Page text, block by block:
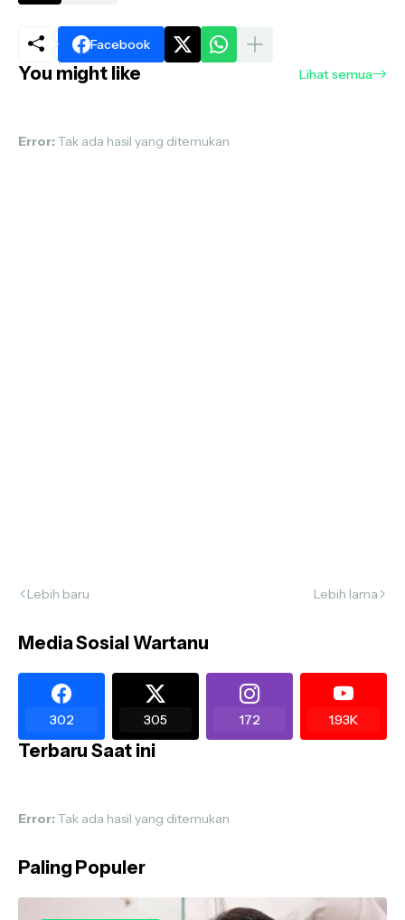
Facebook
You might like Lihat semua
Error: Tak ada hasil yang ditemukan
Lebih baru Lebih lama
Media Sosial Wartanu
302 305 172 1.93K
Terbaru Saat ini
Error: Tak ada hasil yang ditemukan
Paling Populer